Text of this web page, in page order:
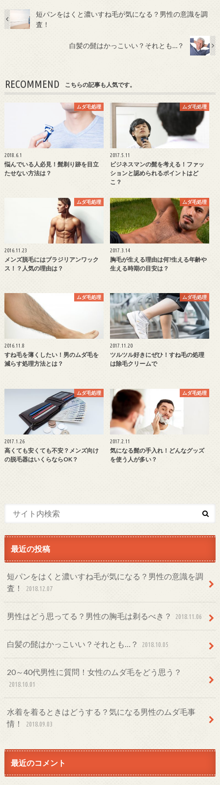
短パンをはくと濃いすね毛が気になる？男性の意識を調
査！
白髪の髭はかっこいい？それとも…？
RECOMMEND こちらの記事も人気です。
ムダ毛処理
2018.6.1
悩んでいる人必見！髭剃り跡を目立
たせない方法は？
ムダ毛処理
2017.5.11
ビジネスマンの髭を考える！ファッ
ションと認められるポイントはど
こ？
ムダ毛処理
2016.11.23
メンズ脱毛にはブラジリアンワック
ス！？人気の理由は？
ムダ毛処理
2017.3.14
胸毛が生える理由は何?生える年齢や
生える時期の目安は？
ムダ毛処理
2016.11.8
すね毛を薄くしたい！男のムダ毛を
減らす処理方法とは？
ムダ毛処理
2017.11.20
ツルツル好きにぜひ！すね毛の処理
は除毛クリームで
ムダ毛処理
2017.1.26
高くても安くても不安？メンズ向け
の脱毛器はいくらならOK？
ムダ毛処理
2017.2.11
気になる髭の手入れ！どんなグッズ
を使う人が多い？
最近の投稿
短パンをはくと濃いすね毛が気になる？男性の意識を調
査！
2018.12.07
男性はどう思ってる？男性の胸毛は剃るべき？ 2018.11.06
白髪の髭はかっこいい？それとも…？ 2018.10.05
20～40代男性に質問！女性のムダ毛をどう思う？
2018.10.01
水着を着るときはどうする？気になる男性のムダ毛事
情！
2018.09.03
最近のコメント